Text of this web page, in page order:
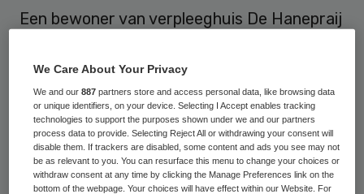
Een bewoner van verpleeghuis De Hanepraij
val overleden. Dit schrijft het Algemeen
Dagblad (AD).
De politie is een onderzoek gestart naar de
toedracht. Het verpleeghuis noemt het een
vermoedelijk ongeval, volgens hetAD, en
We Care About Your Privacy
We and our887 partners store and access personal data, like browsing data
or unique identifiers, on your device. Selecting I Accept enables tracking
technologies to support the purposes shown under we and our partners
process data to provide. Selecting Reject All or withdrawing your consent will
disable them. If trackers are disabled, some content and ads you see may not
be as relevant to you. You can resurface this menu to change your choices or
withdraw consent at any time by clicking the Manage Preferences link on the
bottom of the webpage. Your choices will have effect within our Website. For